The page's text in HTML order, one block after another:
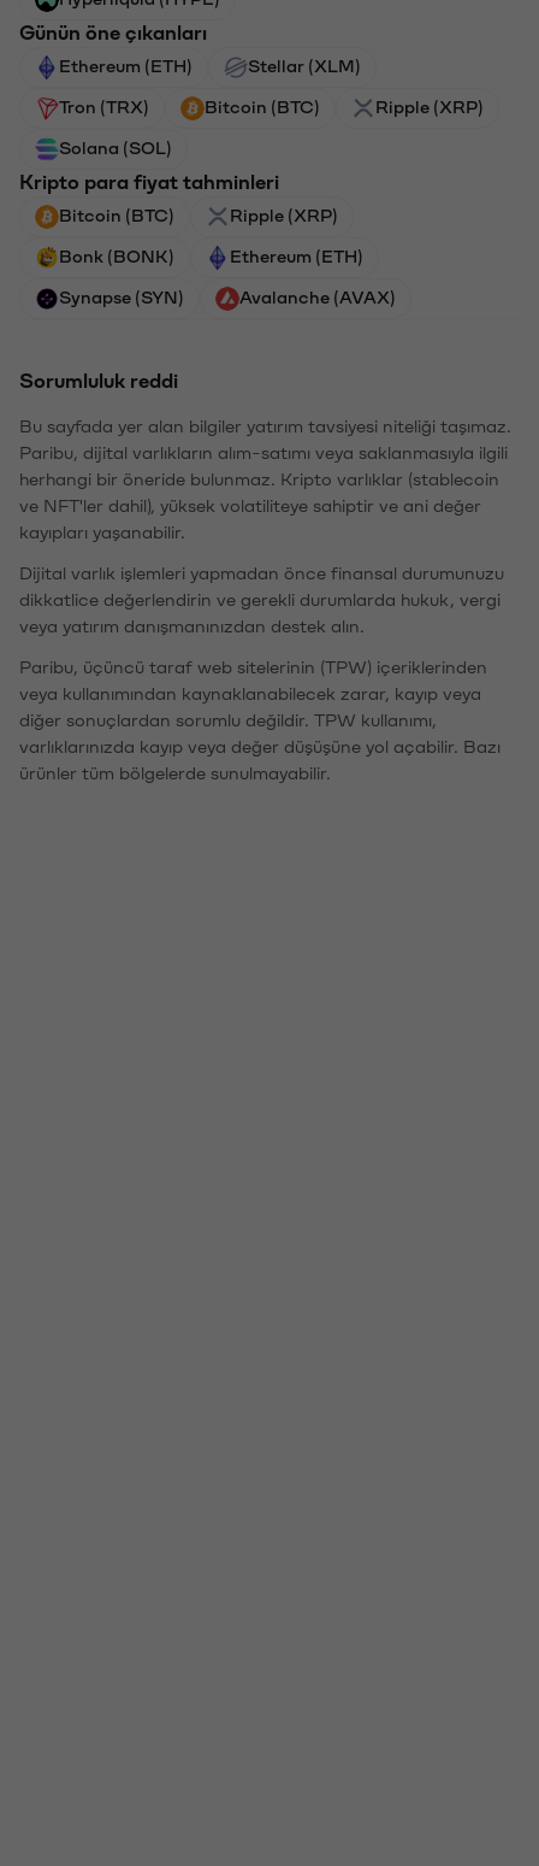
Günün öne çıkanları
Ethereum (ETH) Stellar (XLM)
Tron (TRX) Bitcoin (BTC) Ripple (XRP)
Solana (SOL)
Kripto para fiyat tahminleri
Bitcoin (BTC) Ripple (XRP)
Bonk (BONK) Ethereum (ETH)
Synapse (SYN) Avalanche (AVAX)
Sorumluluk reddi
Bu sayfada yer alan bilgiler yatırım tavsiyesi niteliği taşımaz.
Paribu, dijital varlıkların alım-satımı veya saklanmasıyla ilgili
herhangi bir öneride bulunmaz. Kripto varlıklar (stablecoin
ve NFT'ler dahil), yüksek volatiliteye sahiptir ve ani değer
kayıpları yaşanabilir.
Dijital varlık işlemleri yapmadan önce finansal durumunuzu
dikkatlice değerlendirin ve gerekli durumlarda hukuk, vergi
veya yatırım danışmanınızdan destek alın.
Paribu, üçüncü taraf web sitelerinin (TPW) içeriklerinden
veya kullanımından kaynaklanabilecek zarar, kayıp veya
diğer sonuçlardan sorumlu değildir. TPW kullanımı,
varlıklarınızda kayıp veya değer düşüşüne yol açabilir. Bazı
ürünler tüm bölgelerde sunulmayabilir.